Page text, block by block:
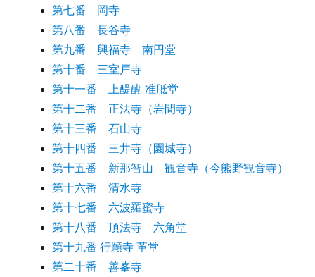
第七番 岡寺
第八番 長谷寺
第九番 興福寺 南円堂
第十番 三室戸寺
第十一番 上醍醐 准胝堂
第十二番 正法寺（岩間寺）
第十三番 石山寺
第十四番 三井寺（園城寺）
第十五番 新那智山 観音寺（今熊野観音寺）
第十六番 清水寺
第十七番 六波羅蜜寺
第十八番 頂法寺 六角堂
第十九番 行願寺 革堂
第二十番 善峯寺